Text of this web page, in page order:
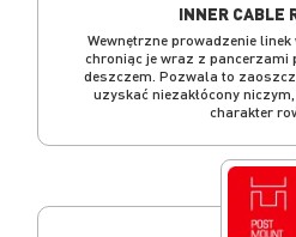
INNER CABLE
Wewnętrzne prowadzenie
chroniąc je wraz z pancerzami
deszczem. Pozwala to
uzyskać niezakłócony
charakter